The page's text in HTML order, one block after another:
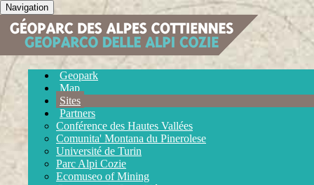
Navigation
Geopark
Map
Sites
Partners
Conférence des Hautes Vallées
Comunita' Montana du Pinerolese
Université de Turin
Parc Alpi Cozie
Ecomuseo of Mining